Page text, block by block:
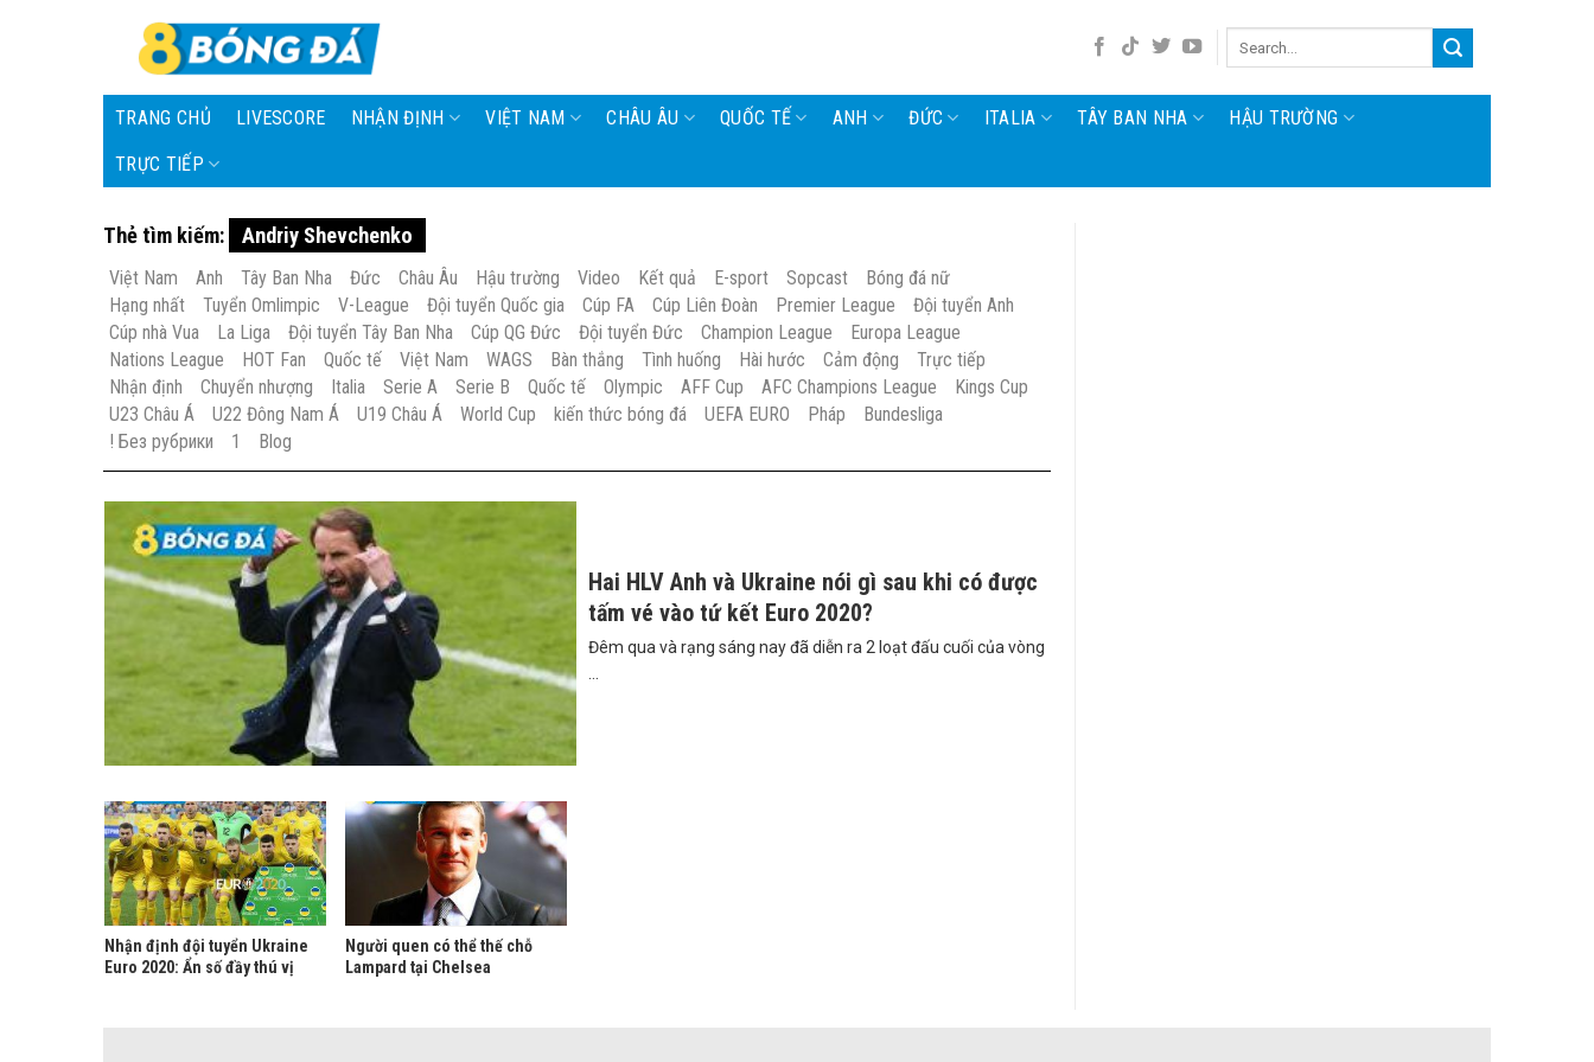
content
TRANG CHỦ
LIVESCORE NHẬN ĐỊNH VIỆT NAM CHÂU ÂU QUỐC TẾ ANH ĐỨC ITALIA TÂY BAN NHA HẬU TRƯỜNG
TRỰC TIẾP
Thẻ tìm kiếm: Andriy Shevchenko
Việt Nam Anh Tây Ban Nha Đức Châu Âu Hậu trường Video Kết quả E-sport Sopcast
Bóng đá nữ
Hạng nhất
Tuyển Omlimpic V-League Đội tuyển Quốc gia Cúp FA Cúp Liên Đoàn Premier League
Đội tuyển Anh
Cúp nhà Vua
La Liga Đội tuyển Tây Ban Nha Cúp QG Đức Đội tuyển Đức Champion League
Europa League
Nations League
HOT Fan Quốc tế Việt Nam WAGS Bàn thắng Tình huống Hài hước Cảm động
Trực tiếp
Nhận định
Chuyển nhượng Italia Serie A Serie B Quốc tế Olympic AFF Cup AFC Champions League
Kings Cup
U23 Châu Á
U22 Đông Nam Á U19 Châu Á World Cup kiến thức bóng đá UEFA EURO Pháp
Bundesliga
! Без рубрики
1 Blog
Hai HLV Anh và Ukraine nói gì sau khi có được
tấm vé vào tứ kết Euro 2020?
Đêm qua và rạng sáng nay đã diễn ra 2 loạt đấu cuối của vòng
Nhận định đội tuyển Ukraine
Euro 2020: Ẩn số đầy thú vị
Người quen có thể thế chỗ
Lampard tại Chelsea